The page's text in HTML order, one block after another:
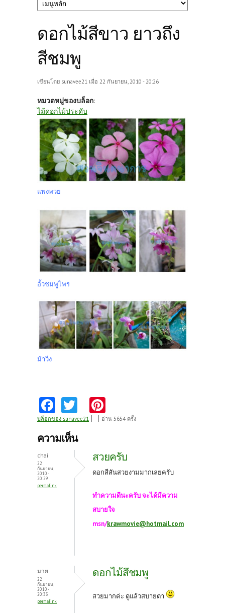
ดอกไม้สีขาว ยาวถึง
สีชมพู
เขียนโดย sunavee21 เมื่อ 22 กันยายน, 2010 - 20:26
หมวดหมู่ของบล็อก:
ไม้ดอกไม้ประดับ
แพงพวย
อั้วชมพูไพร
ม้าวิ่ง
Fa
ce
b
k
w
itt
nt
es
t
บล็อกของ sunavee21 อ่าน 5654 ครั้ง
ความเห็น
chai
22
กันยายน,
2010 -
20:29
permalink
สวยครับ
ดอกสีสันสวยงามมากเลยครับ
ทำความดีนะครับ จะได้มีความ
สบายใจ
msn/krawmovie@hotmail.com
มาย
22
กันยายน,
2010 -
20:33
permalink
ดอกไม้สึชมพู
สวยมากค่ะ ดูแล้วสบายตา